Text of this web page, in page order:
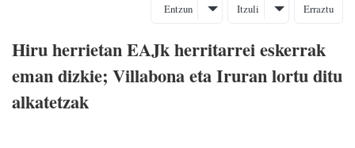
Entzun Itzuli Erraztu
Hiru herrietan EAJk herritarrei eskerrak
eman dizkie; Villabona eta Iruran lortu ditu
alkatetzak